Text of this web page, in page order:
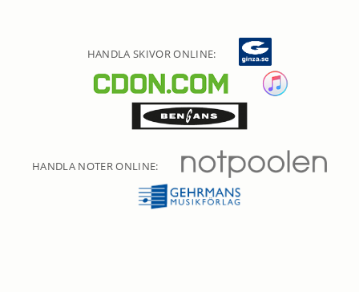
HANDLA SKIVOR ONLINE:
HANDLA NOTER ONLINE: